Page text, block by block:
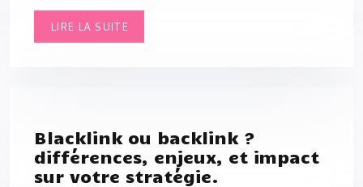
LIRE LA SUITE
Blacklink ou backlink ?
différences, enjeux, et impact
sur votre stratégie.